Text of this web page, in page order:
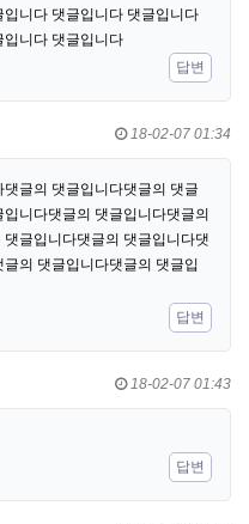
니다 댓글입니다 댓글입니다
입니다 댓글입니다
답변
18-02-07 01:34
글의 댓글입니다댓글의 댓글
니다댓글의 댓글입니다댓글의
글입니다댓글의 댓글입니다댓
의 댓글입니다댓글의 댓글입
답변
18-02-07 01:43
답변